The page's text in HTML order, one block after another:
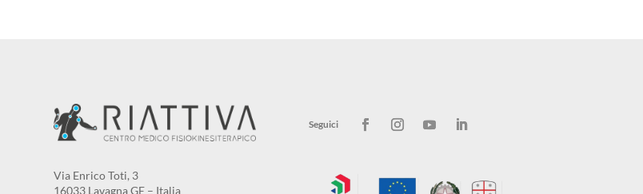
Via Enrico Toti, 3
16033 Lavagna GE – Italia